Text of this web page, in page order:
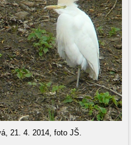
21. 4. 2014, foto JŠ.